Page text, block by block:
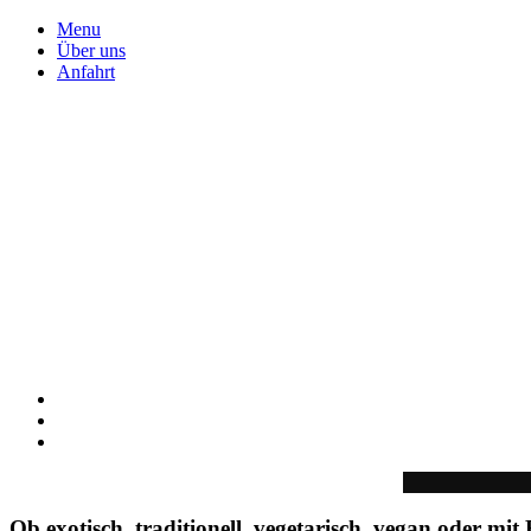
Menu
Über uns
Anfahrt
Zu